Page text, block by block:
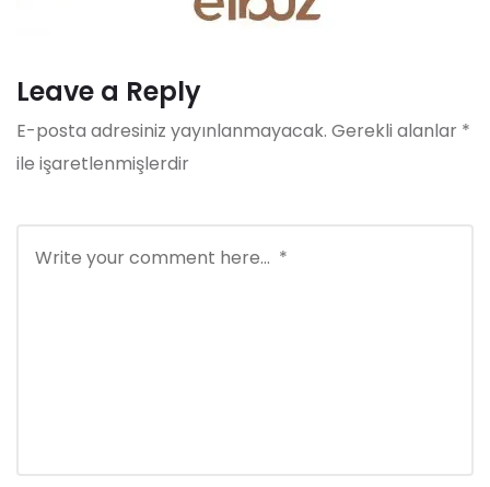
Leave a Reply
E-posta adresiniz yayınlanmayacak. Gerekli alanlar *
ile işaretlenmişlerdir